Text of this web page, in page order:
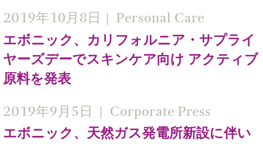
2019年10月8日
エボニック、カリフォルニア・サプライ
ヤーズデーでスキンケア向け アクティブ
原料を発表
Personal Care
2019年9月5日
エボニック、天然ガス発電所新設に伴い
Corporate Press